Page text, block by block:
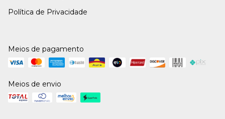
Política de Privacidade
Meios de pagamento
Meios de envio